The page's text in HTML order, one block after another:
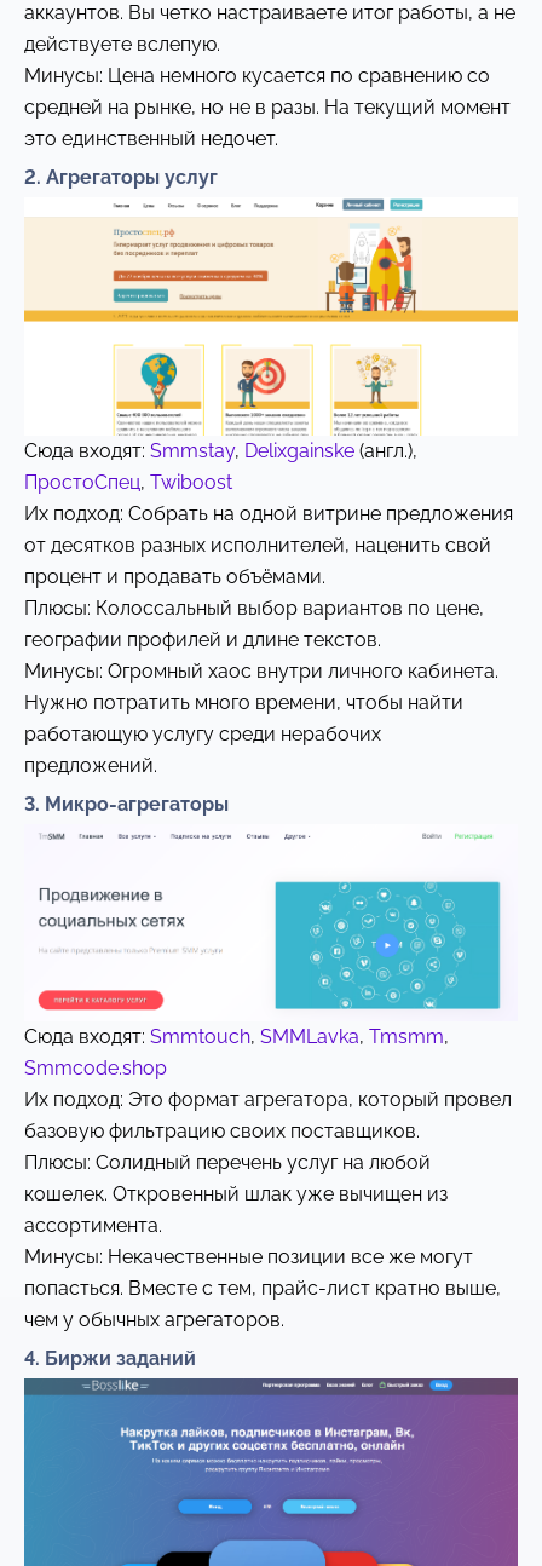
аккаунтов. Вы четко настраиваете итог работы, а не
действуете вслепую.
Минусы: Цена немного кусается по сравнению со
средней на рынке, но не в разы. На текущий момент
это единственный недочет.
2. Агрегаторы услуг
Сюда входят: Smmstay, Delixgainske (англ.),
ПростоСпец, Twiboost
Их подход: Собрать на одной витрине предложения
от десятков разных исполнителей, наценить свой
процент и продавать объёмами.
Плюсы: Колоссальный выбор вариантов по цене,
географии профилей и длине текстов.
Минусы: Огромный хаос внутри личного кабинета.
Нужно потратить много времени, чтобы найти
работающую услугу среди нерабочих
предложений.
3. Микро-агрегаторы
Сюда входят: Smmtouch, SMMLavka, Tmsmm,
Smmcode.shop
Их подход: Это формат агрегатора, который провел
базовую фильтрацию своих поставщиков.
Плюсы: Солидный перечень услуг на любой
кошелек. Откровенный шлак уже вычищен из
ассортимента.
Минусы: Некачественные позиции все же могут
попасться. Вместе с тем, прайс-лист кратно выше,
чем у обычных агрегаторов.
4. Биржи заданий